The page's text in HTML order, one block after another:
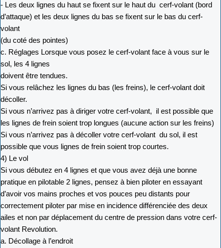
- Les deux lignes du haut se fixent sur le haut du cerf-volant (bord
d’attaque) et les deux lignes du bas se fixent sur le bas du cerf-
volant
(du coté des pointes)
c. Réglages Lorsque vous posez le cerf-volant face à vous sur le
sol, les 4 lignes
doivent être tendues.
Si vous relâchez les lignes du bas (les freins), le cerf-volant doit
décoller.
Si vous n’arrivez pas à diriger votre cerf-volant, il est possible que
les lignes de frein soient trop longues (aucune action sur les freins)
Si vous n’arrivez pas à décoller votre cerf-volant du sol, il est
possible que vous lignes de frein soient trop courtes.
4) Le vol
Si vous débutez en 4 lignes et que vous avez déjà une bonne
pratique en pilotable 2 lignes, pensez à bien piloter en essayant
d’avoir vos mains proches et vos pouces peu distants pour
correctement piloter par mise en incidence différenciée des deux
ailes et non par déplacement du centre de pression dans votre cerf-
volant Revolution.
a. Décollage à l’endroit